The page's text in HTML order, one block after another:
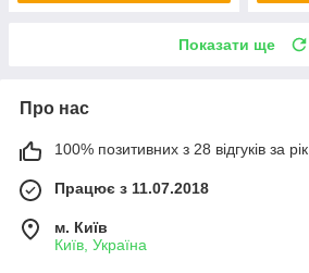
Показати ще
Про нас
100% позитивних з 28 відгуків за рік
Працює з 11.07.2018
м. Київ
Київ, Україна